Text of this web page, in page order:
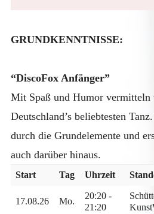
GRUNDKENNTNISSE:
“DiscoFox Anfänger”
Mit Spaß und Humor vermitteln
Deutschland’s beliebtesten
durch die Grundelemente und
auch darüber hinaus.
Start Tag Uhrzeit
17.08.26 Mo.
20:20 -
21:20